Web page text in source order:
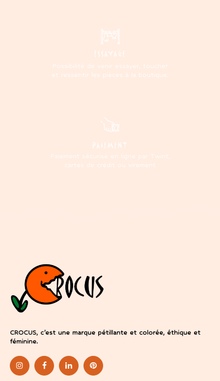
ESSAYAGE
Possibilité de venir essayer, toucher
et ressentir les pièces à la boutique.
PAIEMENT
Paiement sécurisé en ligne par Twint,
cartes de crédit ou virement
CROCUS, c’est une marque pétillante et colorée, éthique et
féminine.